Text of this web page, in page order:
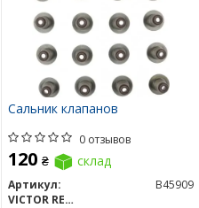
Сальник клапанов
0 отзывов
120 ₴ склад
Артикул:
B45909
VICTOR REINZ